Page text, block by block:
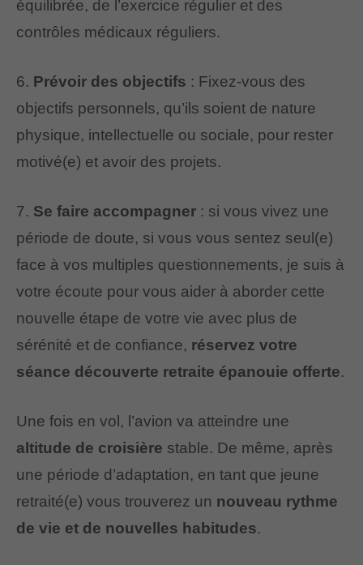
équilibrée, de l’exercice régulier et des
contrôles médicaux réguliers.
6. Prévoir des objectifs : Fixez-vous des
objectifs personnels, qu’ils soient de nature
physique, intellectuelle ou sociale, pour rester
motivé(e) et avoir des projets.
7. Se faire accompagner : si vous vivez une
période de doute, si vous vous sentez seul(e)
face à vos multiples questionnements, je suis à
votre écoute pour vous aider à aborder cette
nouvelle étape de votre vie avec plus de
sérénité et de confiance, réservez votre
séance découverte retraite épanouie offerte.
Une fois en vol, l’avion va atteindre une
altitude de croisière stable. De même, après
une période d’adaptation, en tant que jeune
retraité(e) vous trouverez un nouveau rythme
de vie et de nouvelles habitudes.